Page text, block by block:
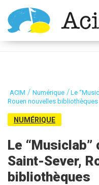
Ouvrir la
ACIM / Numérique /Le
Rouen nouvelles bibliothèques
NUMÉRIQUE
Le
Saint-Sever,
bibliothèques